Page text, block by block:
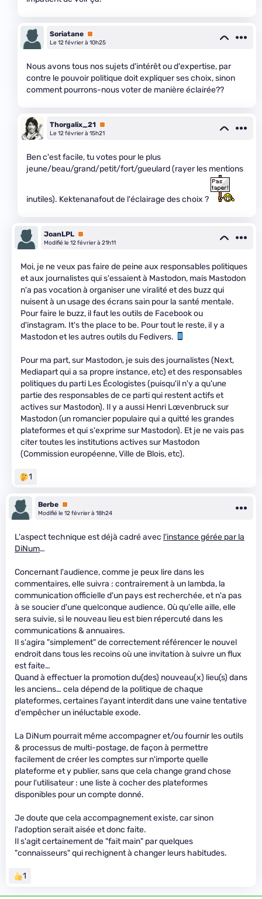
Soriatane Premium
Le 12 février à 10h25
Nous avons tous nos sujets d'intérêt ou d'expertise, par
contre le pouvoir politique doit expliquer ses choix, sinon
comment pourrons-nous voter de manière éclairée??
Thorgalix_21 Premium
Le 12 février à 15h21
Ben c'est facile, tu votes pour le plus
jeune/beau/grand/petit/fort/gueulard (rayer les mentions
inutiles). Kektenanafout de l'éclairage des choix ?
JoanLPL Premium
Modifié le 12 février à 21h11
Moi, je ne veux pas faire de peine aux responsables politiques
et aux journalistes qui s'essaient à Mastodon, mais Mastodon
n'a pas vocation à organiser une viralité et des buzz qui
nuisent à un usage des écrans sain pour la santé mentale.
Pour faire le buzz, il faut les outils de Facebook ou
d'instagram. It's the place to be. Pour tout le reste, il y a
Mastodon et les autres outils du Fedivers.
Pour ma part, sur Mastodon, je suis des journalistes (Next,
Mediapart qui a sa propre instance, etc) et des responsables
politiques du parti Les Écologistes (puisqu'il n'y a qu'une
partie des responsables de ce parti qui restent actifs et
actives sur Mastodon). Il y a aussi Henri Lœvenbruck sur
Mastodon (un romancier populaire qui a quitté les grandes
plateformes et qui s'exprime sur Mastodon). Et je ne vais pas
citer toutes les institutions actives sur Mastodon
(Commission européenne, Ville de Blois, etc).
1
Berbe Premium
Modifié le 12 février à 18h24
L'aspect technique est déjà cadré avec l'instance gérée par la
DiNum…
Concernant l'audience, comme je peux lire dans les
commentaires, elle suivra : contrairement à un lambda, la
communication officielle d'un pays est recherchée, et n'a pas
à se soucier d'une quelconque audience. Où qu'elle aille, elle
sera suivie, si le nouveau lieu est bien répercuté dans les
communications & annuaires.
Il s'agira "simplement" de correctement référencer le nouvel
endroit dans tous les recoins où une invitation à suivre un flux
est faite…
Quand à effectuer la promotion du(des) nouveau(x) lieu(s) dans
les anciens… cela dépend de la politique de chaque
plateformes, certaines l'ayant interdit dans une vaine tentative
d'empêcher un inéluctable exode.
La DiNum pourrait même accompagner et/ou fournir les outils
& processus de multi-postage, de façon à permettre
facilement de créer les comptes sur n'importe quelle
plateforme et y publier, sans que cela change grand chose
pour l'utilisateur : une liste à cocher des plateformes
disponibles pour un compte donné.
Je doute que cela accompagnement existe, car sinon
l'adoption serait aisée et donc faite.
Il s'agit certainement de "fait main" par quelques
"connaisseurs" qui rechignent à changer leurs habitudes.
1